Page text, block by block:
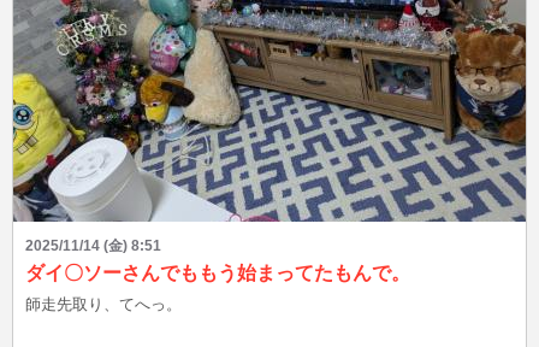
2025/11/14 (金) 8:51
ダイ〇ソーさんでももう始まってたもんで。
師走先取り、てへっ。